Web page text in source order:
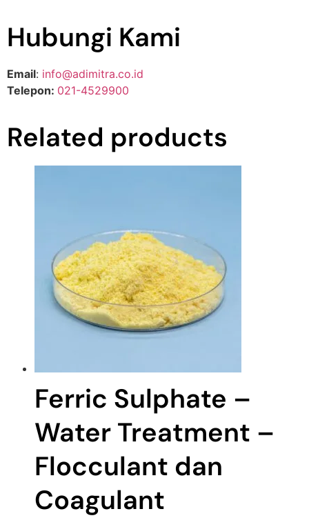
Hubungi Kami
Email: info@adimitra.co.id
Telepon: 021-4529900
Related products
Ferric Sulphate –
Water Treatment –
Flocculant dan
Coagulant